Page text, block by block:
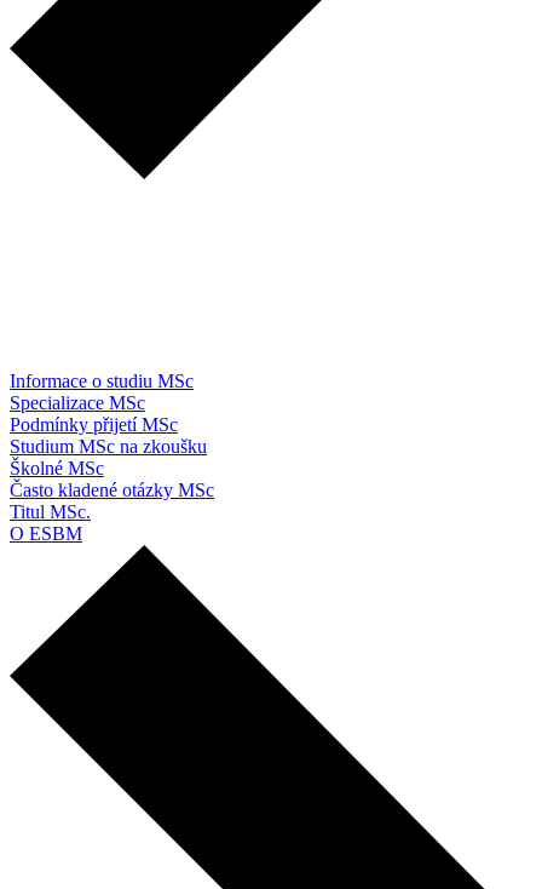
Informace o studiu MSc
Specializace MSc
Podmínky přijetí MSc
Studium MSc na zkoušku
Školné MSc
Často kladené otázky MSc
Titul MSc.
O ESBM